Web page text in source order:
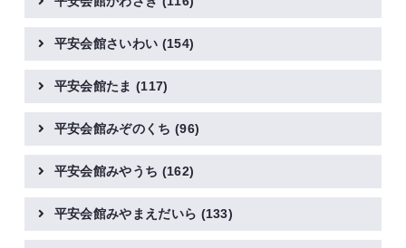
平安会館さいわい (154)
平安会館たま(117)
平安会館みぞのくち (96)
平安会館みやうち (162)
平安会館みやまえだいら (133)